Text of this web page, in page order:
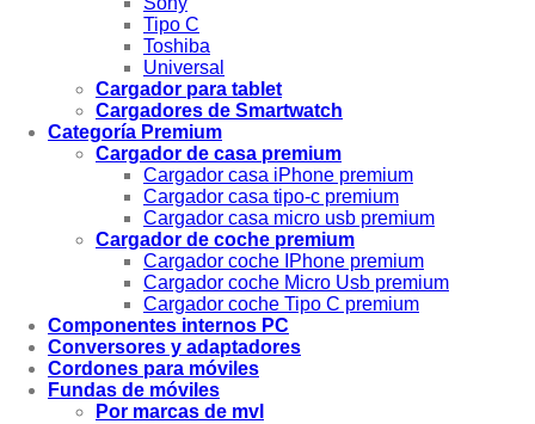
Tipo C
Toshiba
Universal
Cargador para tablet
Cargadores de Smartwatch
Categoría Premium
Cargador de casa premium
Cargador casa iPhone premium
Cargador casa tipo-c premium
Cargador casa micro usb premium
Cargador de coche premium
Cargador coche IPhone premium
Cargador coche Micro Usb premium
Cargador coche Tipo C premium
Componentes internos PC
Conversores y adaptadores
Cordones para móviles
Fundas de móviles
Por marcas de mvl